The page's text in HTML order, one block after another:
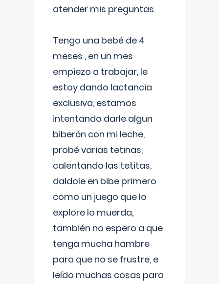
atender mis preguntas.
Tengo una bebé de 4
meses , en un mes
empiezo a trabajar, le
estoy dando lactancia
exclusiva, estamos
intentando darle algun
biberón con mi leche,
probé varias tetinas,
calentando las tetitas,
daldole en bibe primero
como un juego que lo
explore lo muerda,
también no espero a que
tenga mucha hambre
para que no se frustre, e
leído muchas cosas para